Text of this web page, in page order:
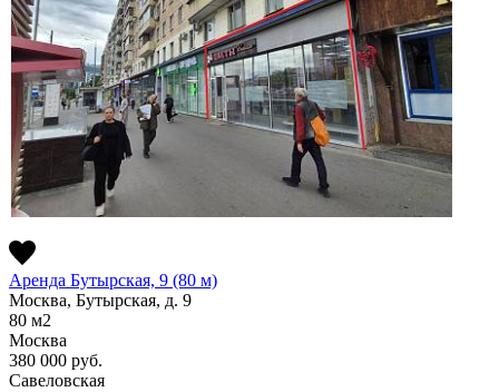
Аренда Бутырская, 9 (80 м)
Москва, Бутырская, д. 9
80 м2
Москва
380 000 руб.
Савеловская